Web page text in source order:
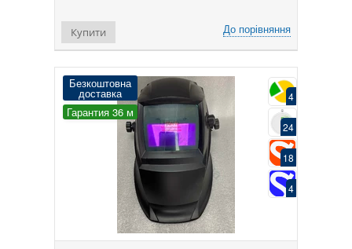
До порівняння
Купити
Безкоштовна
доставка
Гарантия 36 м
4
24
18
4